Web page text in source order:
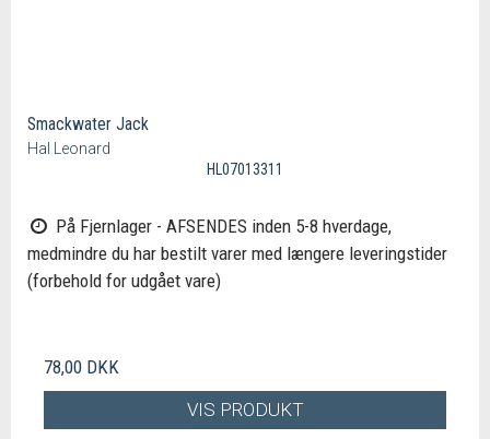
Smackwater Jack
Hal Leonard
HL07013311
På Fjernlager - AFSENDES inden 5-8 hverdage,
medmindre du har bestilt varer med længere leveringstider
(forbehold for udgået vare)
78,00 DKK
VIS PRODUKT